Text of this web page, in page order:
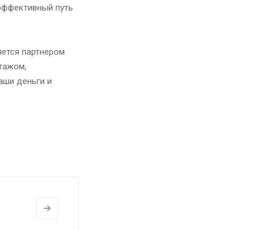
путь
партнером
деньги и